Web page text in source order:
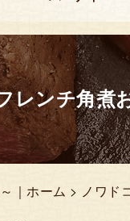
レンチ角煮
｜ホーム > ノワド